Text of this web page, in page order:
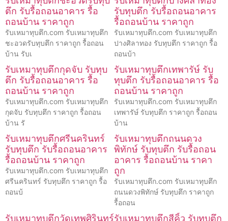
ตึก รับรื้อถอนอาคาร รื้อ
ถอนบ้าน ราคาถูก
รับเหมาทุบตึก.com รับเหมาทุบตึก
ชะอวดรับทุบตึก ราคาถูก รื้อถอน
บ้าน รับเ
รับทุบตึก รับรื้อถอนอาคาร
รื้อถอนบ้าน ราคาถูก
รับเหมาทุบตึก.com รับเหมาทุบตึก
ปางศิลาทอง รับทุบตึก ราคาถูก รื้อ
ถอนบ้า
รับเหมาทุบตึกกุดจับ รับทุบ
ตึก รับรื้อถอนอาคาร รื้อ
ถอนบ้าน ราคาถูก
รับเหมาทุบตึก.com รับเหมาทุบตึก
กุดจับ รับทุบตึก ราคาถูก รื้อถอน
บ้าน รั
รับเหมาทุบตึกเทพารัษ์ รับ
ทุบตึก รับรื้อถอนอาคาร รื้อ
ถอนบ้าน ราคาถูก
รับเหมาทุบตึก.com รับเหมาทุบตึก
เทพารัษ์ รับทุบตึก ราคาถูก รื้อถอน
บ้าน
รับเหมาทุบตึกศรีนครินทร์
รับทุบตึก รับรื้อถอนอาคาร
รื้อถอนบ้าน ราคาถูก
รับเหมาทุบตึก.com รับเหมาทุบตึก
ศรีนครินทร์ รับทุบตึก ราคาถูก รื้อ
ถอนบ้
รับเหมาทุบตึกถนนดวง
พิทักษ์ รับทุบตึก รับรื้อถอน
อาคาร รื้อถอนบ้าน ราคา
ถูก
รับเหมาทุบตึก.com รับเหมาทุบตึก
ถนนดวงพิทักษ์ รับทุบตึก ราคาถูก
รื้อถอน
รับเหมาทุบตึกวัดเทพศิรินทร์รับเหมาทุบตึกสีคิ้ว รับทุบตึก